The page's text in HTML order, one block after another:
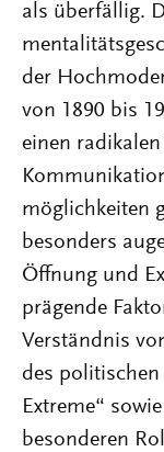
als überfällig.
der
von 1890 bis
einen
möglichkeiten
besonders
Öffnung und
prägende
Verständnis
des
Extreme“
besonderen